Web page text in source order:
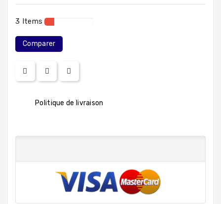
3 Items
Comparer
Politique de livraison